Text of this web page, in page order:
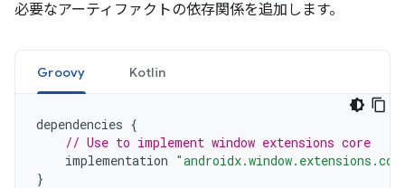
必要なアーティファクトの依存関係を追加します。
Groovy Kotlin
dependencies {
// Use to implement window extensions core
implementation
}